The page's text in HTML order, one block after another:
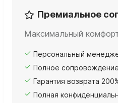
Премиальное
Максимальный
Персональный
Полное
Гарантия возврата
Полная